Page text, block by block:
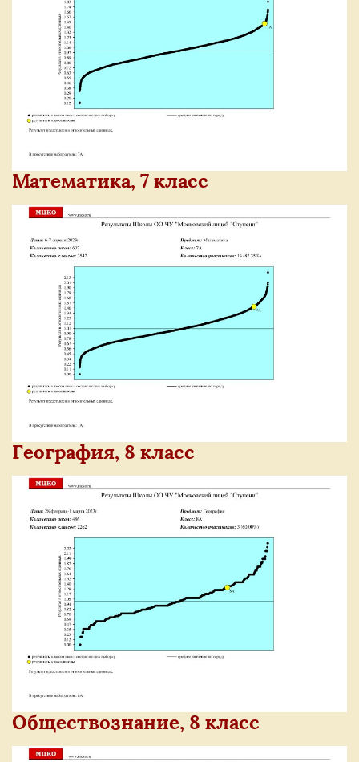
Математика, 7 класс
География, 8 класс
Обществознание, 8 класс